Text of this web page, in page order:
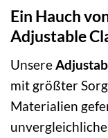
Ein Hauch
Adjustable
Unsere
mit größter
Materialien